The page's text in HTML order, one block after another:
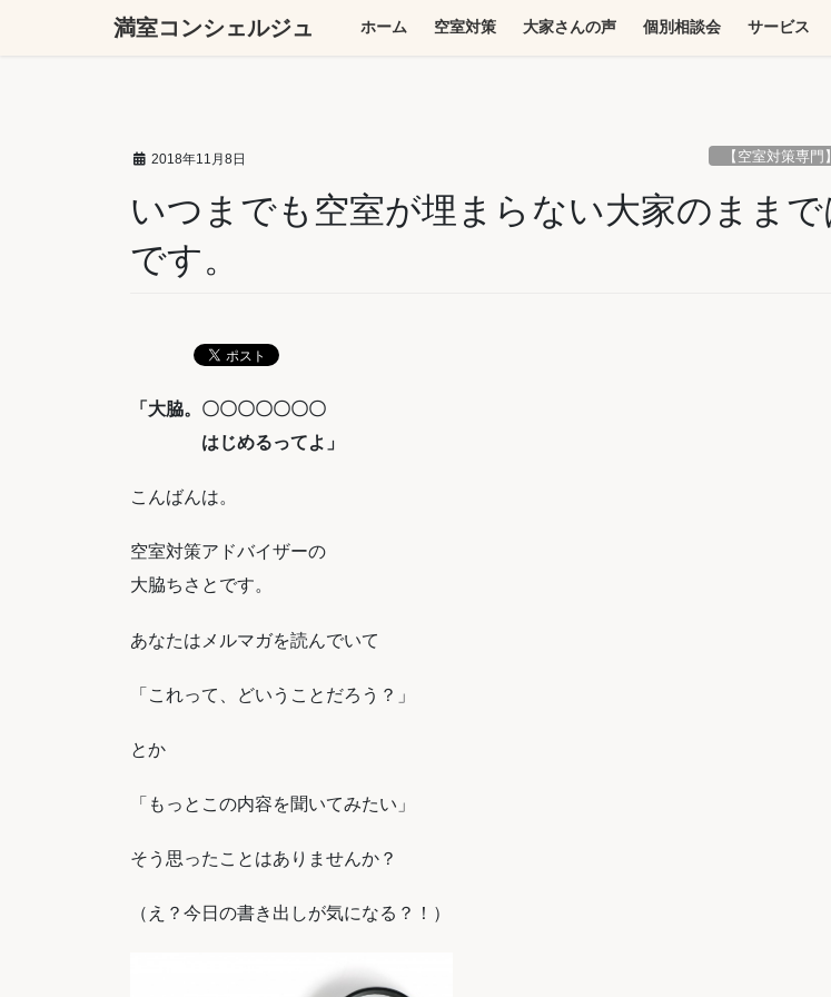
満室コンシェルジュ ホーム 空室対策 大家さんの声 個別相談会 サービス
2018年11月8日 【空室対策専
いつまでも空室が埋まらない大家のまま
です。
「大脇。〇〇〇〇〇〇〇
はじめるってよ」
こんばんは。
空室対策アドバイザーの
大脇ちさとです。
あなたはメルマガを読んでいて
「これって、どいうことだろう？」
とか
「もっとこの内容を聞いてみたい」
そう思ったことはありませんか？
（え？今日の書き出しが気になる？！）